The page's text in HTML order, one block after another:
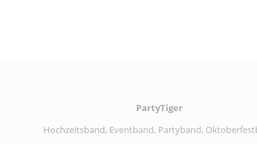
PartyTiger
Hochzeitsband, Eventband, Partyband,